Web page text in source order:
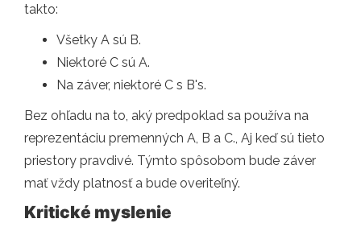
takto:
Všetky A sú B.
Niektoré C sú A.
Na záver, niektoré C s B's.
Bez ohľadu na to, aký predpoklad sa používa na
reprezentáciu premenných A, B a C., Aj keď sú tieto
priestory pravdivé. Týmto spôsobom bude záver
mať vždy platnosť a bude overiteľný.
Kritické myslenie